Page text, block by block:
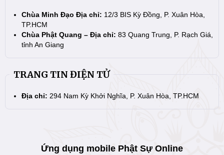
Chùa Minh Đạo Địa chỉ: 12/3 BIS Kỳ Đồng, P. Xuân Hòa,
TP.HCM
Chùa Phật Quang – Địa chỉ: 83 Quang Trung, P. Rạch Giá,
tỉnh An Giang
TRANG TIN ĐIỆN TỬ
Địa chỉ: 294 Nam Kỳ Khởi Nghĩa, P. Xuân Hòa, TP.HCM
Ứng dụng mobile Phật Sự Online